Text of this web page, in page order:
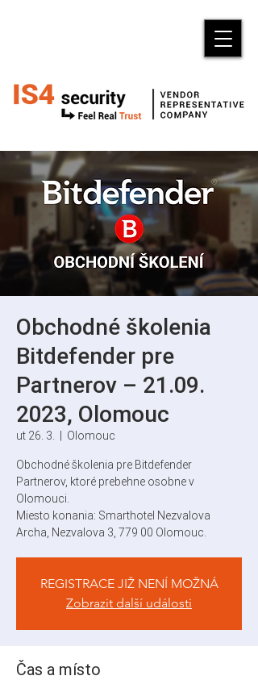
Obchodné školenia
Bitdefender pre
Partnerov – 21.09.
2023, Olomouc
ut 26. 3.
  |
Olomouc
Obchodné školenia pre Bitdefender
Partnerov, ktoré prebehne osobne v
Olomouci.
Miesto konania: Smarthotel Nezvalova
Archa, Nezvalova 3, 779 00 Olomouc.
REGISTRACE JIŽ NENÍ MOŽNÁ
Zobrazit další události
Čas a místo